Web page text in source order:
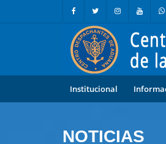
Institucional
NOTICIAS